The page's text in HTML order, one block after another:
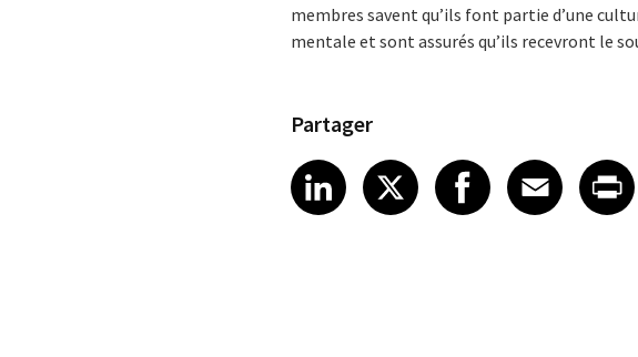
membres savent qu’ils font partie d’une
mentale et sont assurés qu’ils recevront le
Partager
Share article on
LinkedIn
Share article on X
XShare article
Facebook
ShareEmail